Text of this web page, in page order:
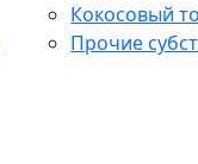
Кокосовый
Прочие